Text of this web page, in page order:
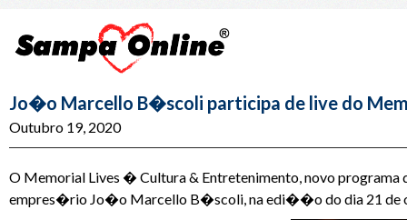
Jo�o Marcello B�scoli participa de live do
Outubro 19, 2020
O Memorial Lives � Cultura & Entretenimento, novo
empres�rio Jo�o Marcello B�scoli, na edi��o do dia 21 de